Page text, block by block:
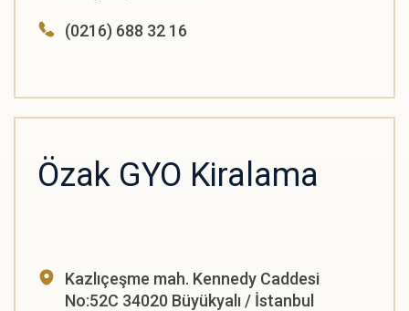
(0216) 688 32 16
Özak GYO Kiralama
Kazlıçeşme mah. Kennedy Caddesi
No:52C 34020 Büyükyalı / İstanbul